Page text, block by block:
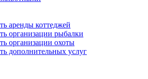
аренды коттеджей
организации рыбалки
организации охоты
дополнительных услуг